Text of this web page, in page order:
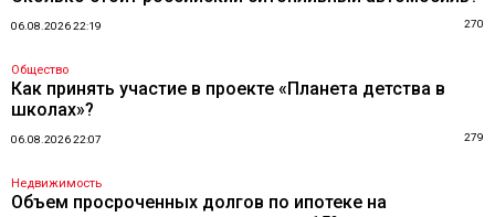
06.08.2026 22:19 270
Общество
Как принять участие в проекте «Планета детства в
школах»?
06.08.2026 22:07 279
Недвижимость
Объем просроченных долгов по ипотеке на